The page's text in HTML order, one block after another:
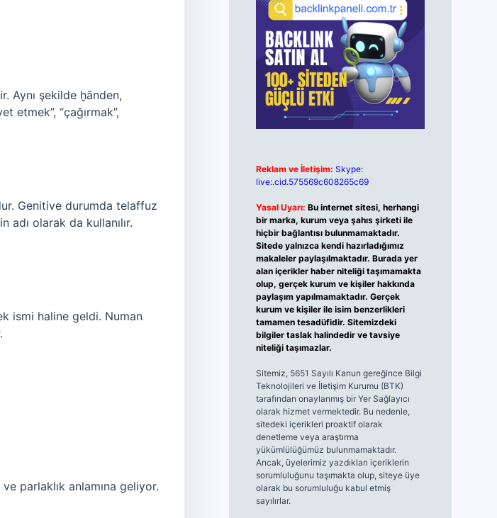
Aynı şekilde ḫānden,
etmek”, “çağırmak”,
Genitive durumda telaffuz
adı olarak da kullanılır.
ismi haline geldi. Numan
parlaklık anlamına geliyor.
Reklam ve İletişim: Skype:
live:.cid.575569c608265c69
Yasal Uyarı: Bu internet sitesi, herhangi
bir marka, kurum veya şahıs şirketi ile
hiçbir bağlantısı bulunmamaktadır.
Sitede yalnızca kendi hazırladığımız
makaleler paylaşılmaktadır. Burada yer
alan içerikler haber niteliği taşımamakta
olup, gerçek kurum ve kişiler hakkında
paylaşım yapılmamaktadır. Gerçek
kurum ve kişiler ile isim benzerlikleri
tamamen tesadüfidir. Sitemizdeki
bilgiler taslak halindedir ve tavsiye
niteliği taşımazlar.
Sitemiz, 5651 Sayılı Kanun gereğince Bilgi
Teknolojileri ve İletişim Kurumu (BTK)
tarafından onaylanmış bir Yer Sağlayıcı
olarak hizmet vermektedir. Bu nedenle,
sitedeki içerikleri proaktif olarak
denetleme veya araştırma
yükümlülüğümüz bulunmamaktadır.
Ancak, üyelerimiz yazdıkları içeriklerin
sorumluluğunu taşımakta olup, siteye üye
olarak bu sorumluluğu kabul etmiş
sayılırlar.